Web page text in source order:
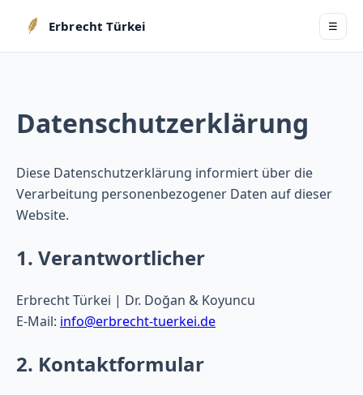
Erbrecht Türkei ☰
Datenschutzerklärung
Diese Datenschutzerklärung informiert über die
Verarbeitung personenbezogener Daten auf dieser
Website.
1. Verantwortlicher
Erbrecht Türkei | Dr. Doğan & Koyuncu
E-Mail: info@erbrecht-tuerkei.de
2. Kontaktformular